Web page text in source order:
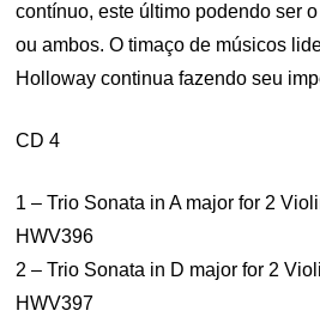
contínuo, este último podendo ser
ou ambos. O timaço de músicos
Holloway continua fazendo seu
CD 4
1 – Trio Sonata in A major for 2
HWV396
2 – Trio Sonata in D major for 2
HWV397